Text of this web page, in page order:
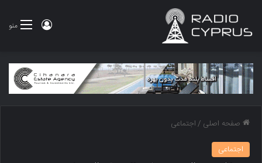
منو ورود
صفحه اصلی /اجتماعی
اجتماعی